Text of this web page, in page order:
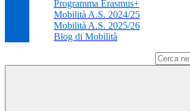
Programma Erasmus+
Mobilità A.S. 2024/25
Mobilità A.S. 2025/26
Blog di Mobilità